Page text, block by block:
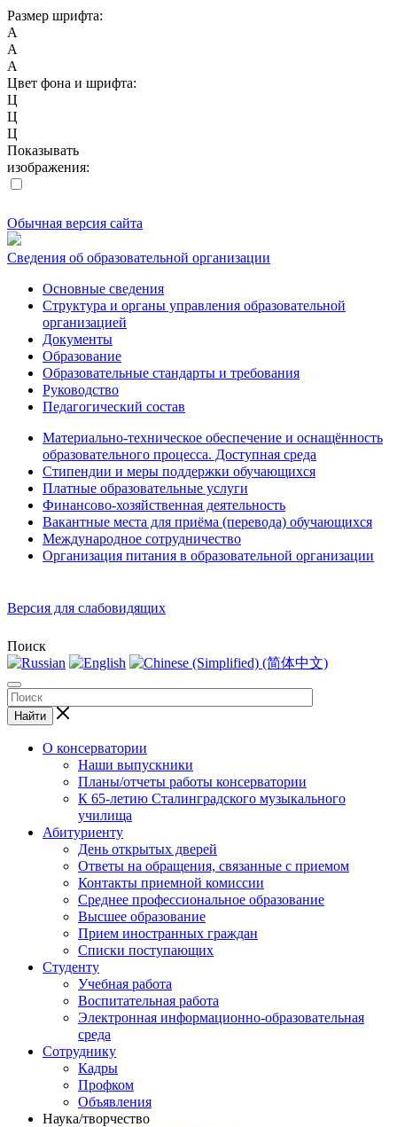
Размер шрифта:
A
A
A
Цвет фона и шрифта:
Ц
Ц
Ц
Показывать
изображения:
Обычная версия сайта
Сведения об образовательной организации
Основные сведения
Структура и органы управления образовательной
организацией
Документы
Образование
Образовательные стандарты и требования
Руководство
Педагогический состав
Материально-техническое обеспечение и оснащённость
образовательного процесса. Доступная среда
Стипендии и меры поддержки обучающихся
Платные образовательные услуги
Финансово-хозяйственная деятельность
Вакантные места для приёма (перевода) обучающихся
Международное сотрудничество
Организация питания в образовательной организации
Версия для слабовидящих
Поиск
Найти
О консерватории
Наши выпускники
Планы/отчеты работы консерватории
К 65-летию Сталинградского музыкального
училища
Абитуриенту
День открытых дверей
Ответы на обращения, связанные с приемом
Контакты приемной комиссии
Среднее профессиональное образование
Высшее образование
Прием иностранных граждан
Списки поступающих
Студенту
Учебная работа
Воспитательная работа
Электронная информационно-образовательная
среда
Сотруднику
Кадры
Профком
Объявления
Наука/творчество